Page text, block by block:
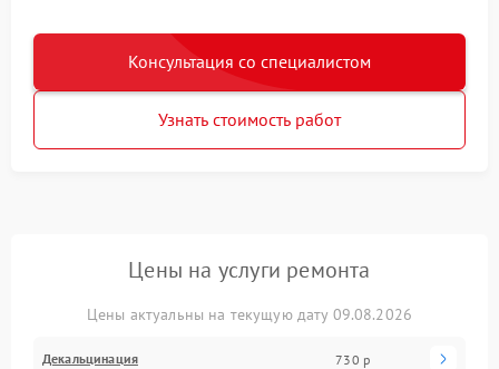
Консультация со специалистом
Узнать стоимость работ
Цены на услуги ремонта
Цены актуальны на текущую дату 09.08.2026
Декальцинация 730 р